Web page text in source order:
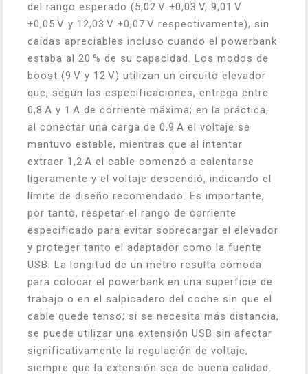
del rango esperado (5,02 V ±0,03 V, 9,01 V
±0,05 V y 12,03 V ±0,07 V respectivamente), sin
caídas apreciables incluso cuando el powerbank
estaba al 20 % de su capacidad. Los modos de
boost (9 V y 12 V) utilizan un circuito elevador
que, según las especificaciones, entrega entre
0,8 A y 1 A de corriente máxima; en la práctica,
al conectar una carga de 0,9 A el voltaje se
mantuvo estable, mientras que al intentar
extraer 1,2 A el cable comenzó a calentarse
ligeramente y el voltaje descendió, indicando el
límite de diseño recomendado. Es importante,
por tanto, respetar el rango de corriente
especificado para evitar sobrecargar el elevador
y proteger tanto el adaptador como la fuente
USB. La longitud de un metro resulta cómoda
para colocar el powerbank en una superficie de
trabajo o en el salpicadero del coche sin que el
cable quede tenso; si se necesita más distancia,
se puede utilizar una extensión USB sin afectar
significativamente la regulación de voltaje,
siempre que la extensión sea de buena calidad.